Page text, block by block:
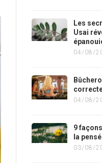
Les
Usai
04/08/
04/08/
9
la
03/08/